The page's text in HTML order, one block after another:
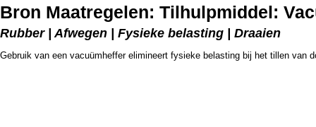
Bron Maatregelen: Tilhulpmiddel:
Rubber | Afwegen | Fysieke belasting | Draaien
Gebruik van een vacuümheffer elimineert fysieke belasting bij het tillen van